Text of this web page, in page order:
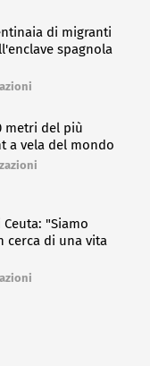
di migranti
spagnola
metri del più
a vela del mondo
"Siamo
cerca di una vita